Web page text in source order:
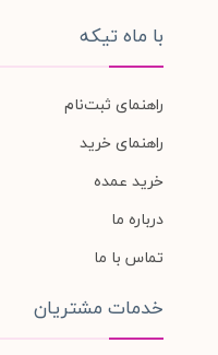
با ماه تیکه
راهنمای ثبت‌نام
راهنمای خرید
خرید عمده
درباره ما
تماس با ما
خدمات مشتریان